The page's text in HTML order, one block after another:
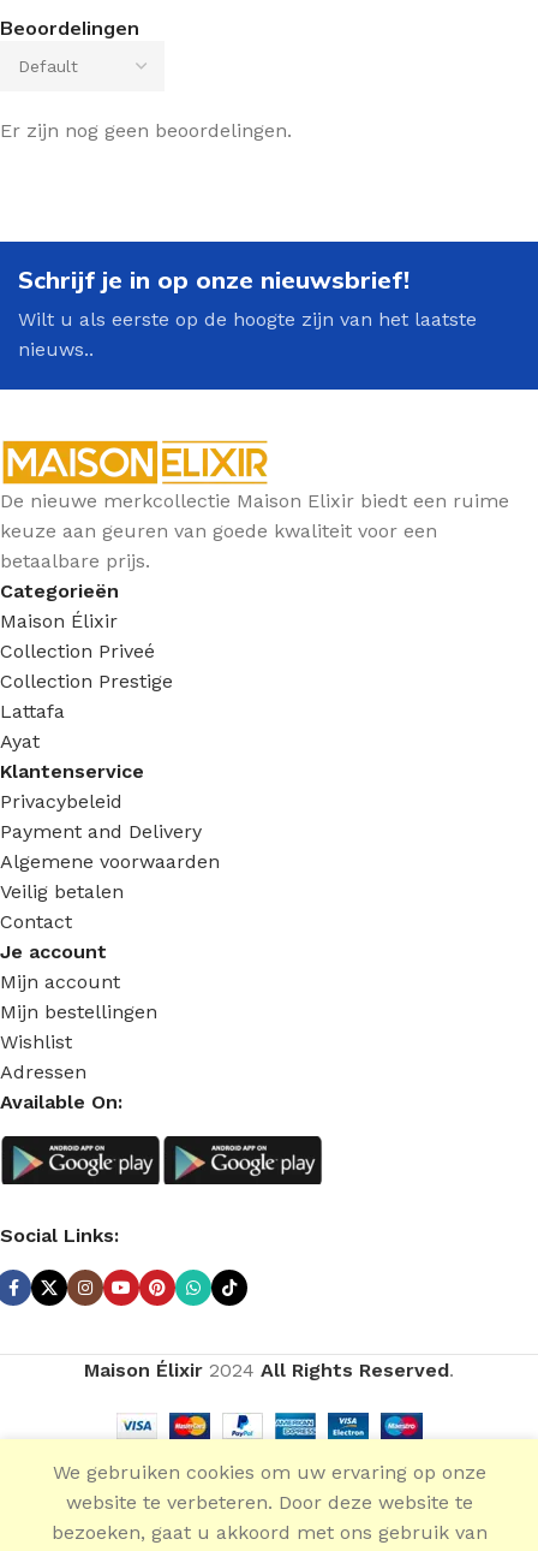
Beoordelingen
Er zijn nog geen beoordelingen.
Schrijf je in op onze nieuwsbrief!
Wilt u als eerste op de hoogte zijn van het laatste
nieuws..
De nieuwe merkcollectie Maison Elixir biedt een ruime
keuze aan geuren van goede kwaliteit voor een
betaalbare prijs.
Categorieën
Maison Élixir
Collection Priveé
Collection Prestige
Lattafa
Ayat
Klantenservice
Privacybeleid
Payment and Delivery
Algemene voorwaarden
Veilig betalen
Contact
Je account
Mijn account
Mijn bestellingen
Wishlist
Adressen
Available On:
Social Links:
Maison Élixir 2024 All Rights Reserved.
We gebruiken cookies om uw ervaring op onze
website te verbeteren. Door deze website te
bezoeken, gaat u akkoord met ons gebruik van
Solid
Collection
Privée
€21.20
-
€196.75
SELECT
OPTIONS
BUY
NOW
WishlistCompare
0
Cart